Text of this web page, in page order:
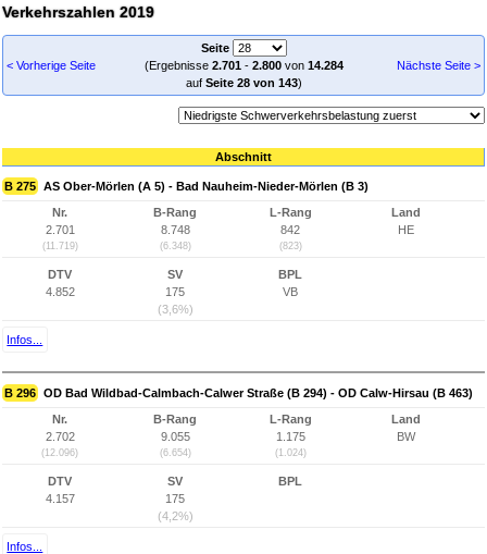
Verkehrszahlen 2019
< Vorherige Seite
Seite
(Ergebnisse 2.701- 2.800von 14.284
auf Seite 28 von 143)
Nächste Seite >
Abschnitt
B 275 AS Ober-Mörlen (A 5) - Bad Nauheim-Nieder-Mörlen (B 3)
Nr.
2.701
(11.719)
B-Rang
8.748
(6.348)
L-Rang
842
(823)
Land
HE
DTV
4.852
SV
175
(3,6%)
BPL
VB
Infos...
B 296 OD Bad Wildbad-Calmbach-Calwer Straße (B 294) - OD Calw-Hirsau (B 463)
Nr.
2.702
(12.096)
B-Rang
9.055
(6.654)
L-Rang
1.175
(1.024)
Land
BW
DTV
4.157
SV
175
(4,2%)
BPL
Infos...